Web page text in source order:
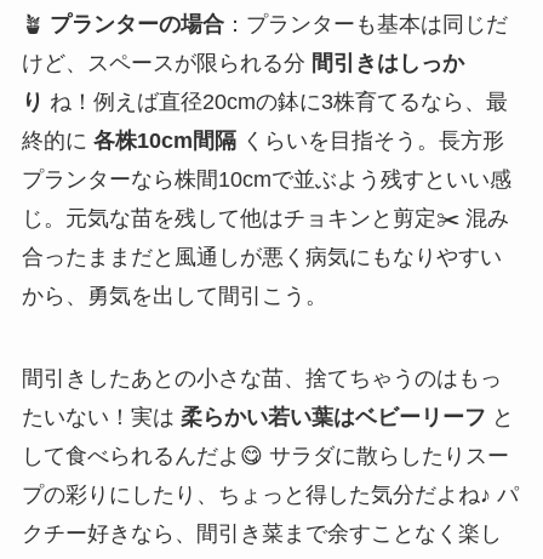
🪴 プランターの場合：プランターも基本は同じだ
けど、スペースが限られる分 間引きはしっか
り ね！例えば直径20cmの鉢に3株育てるなら、最
終的に 各株10cm間隔くらいを目指そう。長方形
プランターなら株間10cmで並ぶよう残すといい感
じ。元気な苗を残して他はチョキンと剪定✂️ 混み
合ったままだと風通しが悪く病気にもなりやすい
から、勇気を出して間引こう。
間引きしたあとの小さな苗、捨てちゃうのはもっ
たいない！実は 柔らかい若い葉はベビーリーフ と
して食べられるんだよ😋 サラダに散らしたりスー
プの彩りにしたり、ちょっと得した気分だよね♪ パ
クチー好きなら、間引き菜まで余すことなく楽し